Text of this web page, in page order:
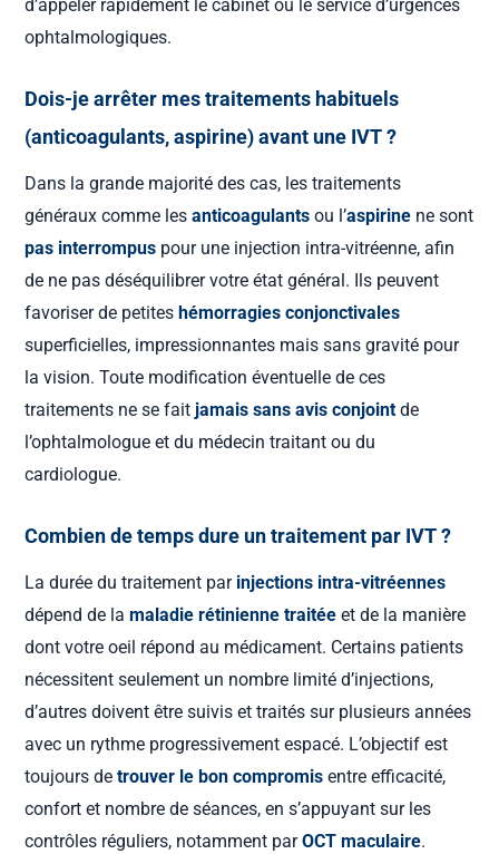
d’appeler rapidement le cabinet ou le service d’urgences
ophtalmologiques.
Dois-je arrêter mes traitements habituels
(anticoagulants, aspirine) avant une IVT ?
Dans la grande majorité des cas, les traitements
généraux comme lesanticoagulants ou l’aspirine ne sont
pas interrompus pour une injection intra-vitréenne, afin
de ne pas déséquilibrer votre état général. Ils peuvent
favoriser de petites hémorragies conjonctivales
superficielles, impressionnantes mais sans gravité pour
la vision. Toute modification éventuelle de ces
traitements ne se fait jamais sans avis conjoint de
l’ophtalmologue et du médecin traitant ou du
cardiologue.
Combien de temps dure un traitement par IVT ?
La durée du traitement par injections intra-vitréennes
dépend de lamaladie rétinienne traitée et de la manière
dont votre oeil répond au médicament. Certains patients
nécessitent seulement un nombre limité d’injections,
d’autres doivent être suivis et traités sur plusieurs années
avec un rythme progressivement espacé. L’objectif est
toujours detrouver le bon compromis entre efficacité,
confort et nombre de séances, en s’appuyant sur les
contrôles réguliers, notamment parOCT maculaire.